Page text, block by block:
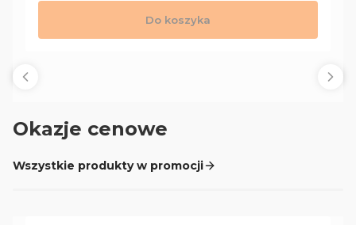
Do koszyka
Okazje cenowe
Wszystkie produkty w promocji